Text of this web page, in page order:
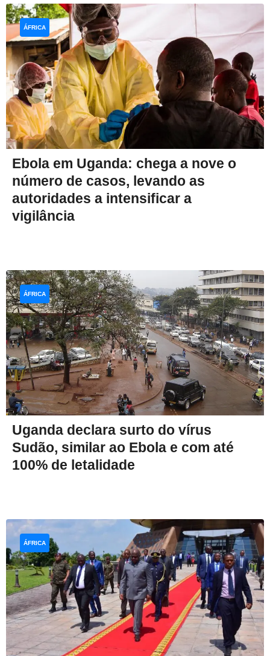
Ebola em Uganda: chega a nove o
número de casos, levando as
autoridades a intensificar a
vigilância
ÁFRICA
Uganda declara surto do vírus
Sudão, similar ao Ebola e com até
100% de letalidade
ÁFRICA
ÁFRICA